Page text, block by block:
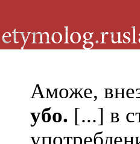
Аможе,
убо. [...] в